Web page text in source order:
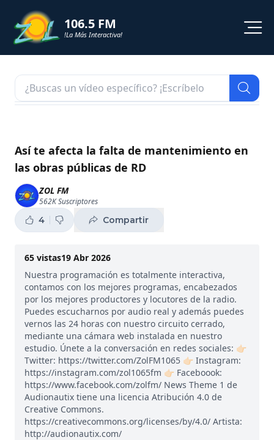
106.5 FM
!La Más Interactiva!
NOTICIAS
SHORTS
PODCAST
ZOL TV
Así te afecta la falta de mantenimiento en
las obras públicas de RD
ZOL FM
562KSuscriptores
4 Compartir
65 vistas19 Abr 2026
Nuestra programación es totalmente interactiva,
contamos con los mejores programas, encabezados
por los mejores productores y locutores de la radio.
Puedes escucharnos por audio real y además puedes
vernos las 24 horas con nuestro circuito cerrado,
mediante una cámara web instalada en nuestro
estudio. Únete a la conversación en redes sociales: 👉🏻
Twitter: https://twitter.com/ZolFM1065 👉🏻 Instagram:
https://instagram.com/zol1065fm 👉🏻 Faceboook:
https://www.facebook.com/zolfm/ News Theme 1 de
Audionautix tiene una licencia Atribución 4.0 de
Creative Commons.
https://creativecommons.org/licenses/by/4.0/ Artista:
http://audionautix.com/